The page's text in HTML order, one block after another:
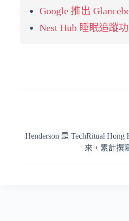
Google 推出
Nest Hub 睡眠追蹤
Henderson 是 TechRitual
來，累計撰